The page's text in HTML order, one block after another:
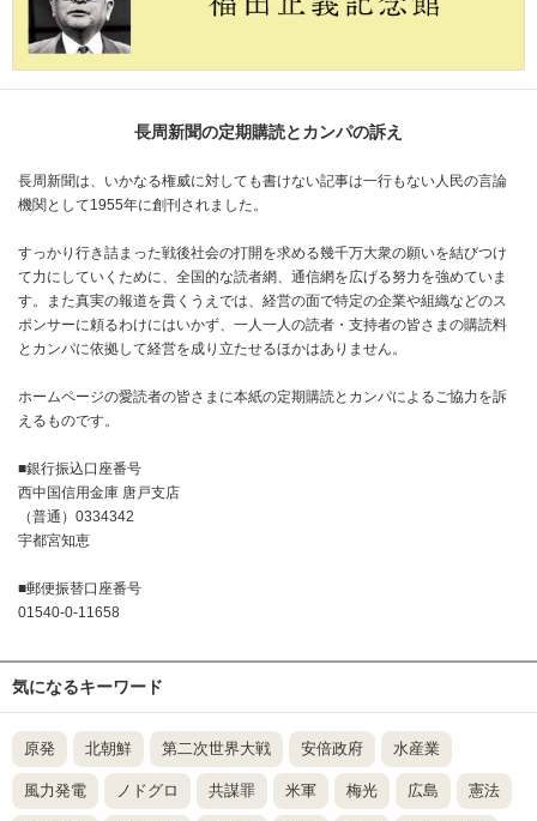
長周新聞の定期購読とカンパの訴え
長周新聞は、いかなる権威に対しても書けない記事は一行もない人民の言論
機関として1955年に創刊されました。
すっかり行き詰まった戦後社会の打開を求める幾千万大衆の願いを結びつけ
て力にしていくために、全国的な読者網、通信網を広げる努力を強めていま
す。また真実の報道を貫くうえでは、経営の面で特定の企業や組織などのス
ポンサーに頼るわけにはいかず、一人一人の読者・支持者の皆さまの購読料
とカンパに依拠して経営を成り立たせるほかはありません。
ホームページの愛読者の皆さまに本紙の定期購読とカンパによるご協力を訴
えるものです。
■銀行振込口座番号
西中国信用金庫 唐戸支店
（普通）0334342
宇都宮知恵
■郵便振替口座番号
01540-0-11658
気になるキーワード
原発 北朝鮮 第二次世界大戦 安倍政府 水産業
風力発電 ノドグロ 共謀罪 米軍 梅光 広島 憲法